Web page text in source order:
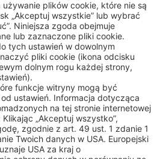
Linki
TECHNOLOGIES
plików cookie
Prywatność